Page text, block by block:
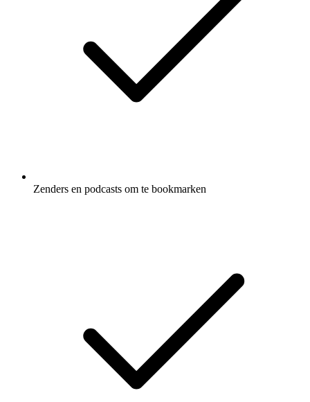
Zenders en podcasts om te bookmarken